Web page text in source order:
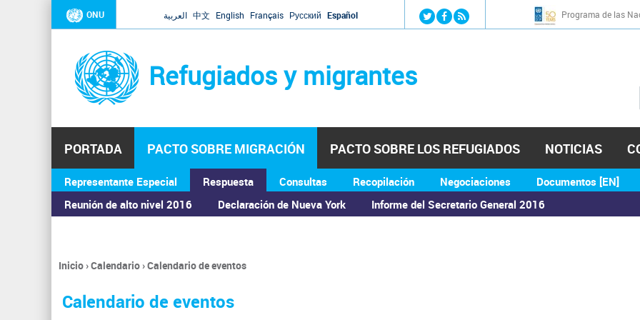
Jump to navigation
ONU العربية 中文 English Français Русский Español Programa de las
Refugiados y migrantes
PORTADA PACTO SOBRE MIGRACIÓN
Representante Especial
Respuesta
Reunión de alto nivel 2016
Declaración de Nueva York Informe del Secretario General 2016
Consultas Recopilación Negociaciones Documentos [EN]
PACTO SOBRE LOS REFUGIADOS NOTICIAS
ASAMBLEA GENERAL
Se
encuentra
usted
Inicio›Calendario›Calendario de eventos
Calendario de eventos